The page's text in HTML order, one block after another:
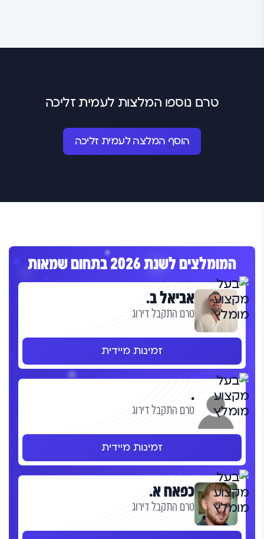
טרם נוספו המלצות לעמית זליכה
הוסף המלצה לעמית זליכה
המומלצים לשנת 2026 בתחום שמאות
אביאל ב.
טרם התקבל דירוג
זמינות מיידית
.
טרם התקבל דירוג
זמינות מיידית
כפאח א.
טרם התקבל דירוג